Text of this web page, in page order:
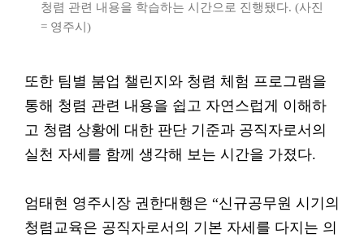
청렴 관련 내용을 학습하는 시간으로 진행됐다. (사진
= 영주시)
또한 팀별 붐업 챌린지와 청렴 체험 프로그램을
통해 청렴 관련 내용을 쉽고 자연스럽게 이해하
고 청렴 상황에 대한 판단 기준과 공직자로서의
실천 자세를 함께 생각해 보는 시간을 가졌다.
엄태현 영주시장 권한대행은 “신규공무원 시기의
청렴교육은 공직자로서의 기본 자세를 다지는 의